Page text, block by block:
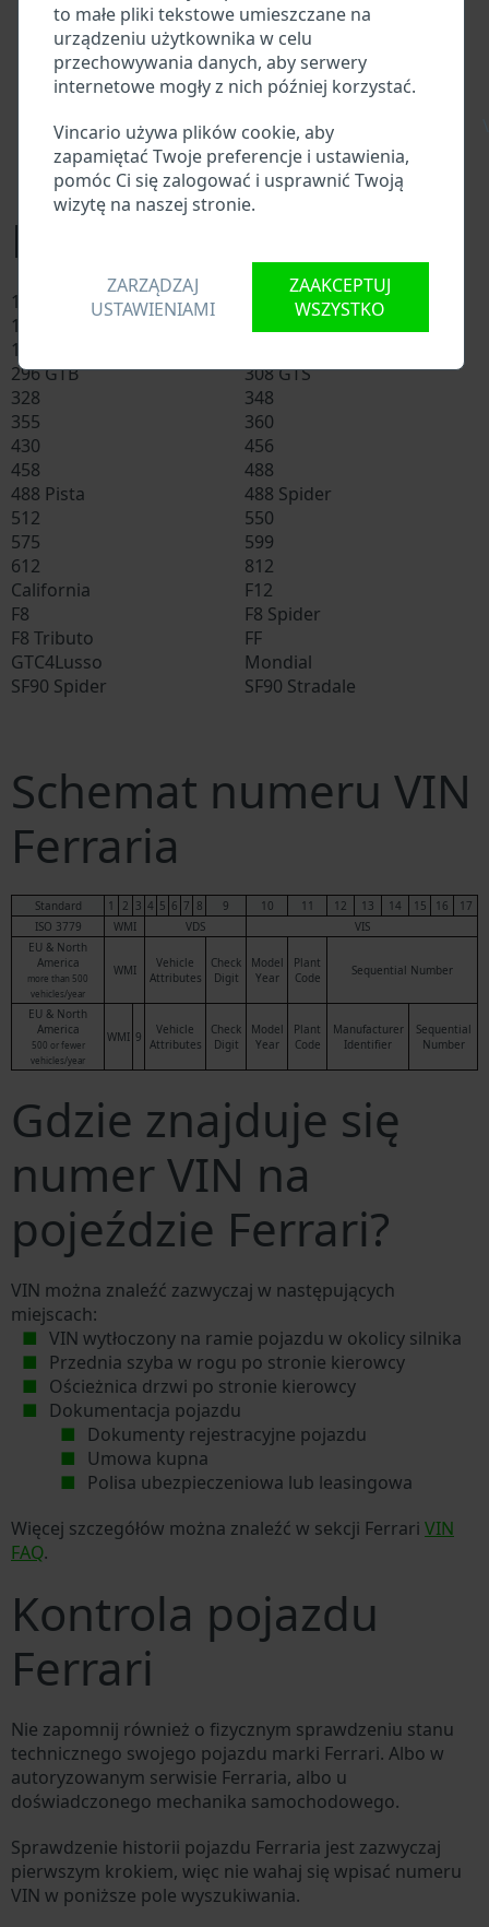
to małe pliki tekstowe umieszczane na
urządzeniu użytkownika w celu
przechowywania danych, aby serwery
internetowe mogły z nich później korzystać.
Vincario używa plików cookie, aby
zapamiętać Twoje preferencje i ustawienia,
pomóc Ci się zalogować i usprawnić Twoją
wizytę na naszej stronie.
ZARZĄDZAJ
USTAWIENIAMI
ZAAKCEPTUJ
WSZYSTKO
Baza danych importerów/eksporterów Ferraria
Baza danych dealerów Ferraria
Baza danych warsztatów Ferraria i dostawców
części zamiennych
Policyjne bazy danych
Bazy danych firm ubezpieczeniowych
Bazy danych firm prywatnych
Modele Ferrari
108 Mondial
110 Testarossa
150
169 Roma
296 GTB
308 GTS
328
348
355
360
430
456
458
488
488 Pista
488 Spider
512
550
575
599
612
812
California
F12
F8
F8 Spider
F8 Tributo
FF
GTC4Lusso
Mondial
SF90 Spider
SF90 Stradale
Schemat numeru VIN
Ferraria
Standard 1 2 3 4 5 6 7 8 9 10 11 12 13 14 15 16
17
ISO 3779
WMI VDS
VIS
EU & North
America
more than 500
vehicles/year
WMI
Vehicle
Attributes
Check
Digit
Model
Year
Plant
Code
Sequential Number
EU & North
America
500 or fewer
vehicles/year
WMI 9
Vehicle
Attributes
Check
Digit
Model
Year
Plant
Code
Manufacturer
Identifier
Sequential
Number
Gdzie znajduje się
numer VIN na
pojeździe Ferrari?
VIN można znaleźć zazwyczaj w następujących
miejscach:
VIN wytłoczony na ramie pojazdu w okolicy silnika
Przednia szyba w rogu po stronie kierowcy
Ościeżnica drzwi po stronie kierowcy
Dokumentacja pojazdu
Dokumenty rejestracyjne pojazdu
Umowa kupna
Polisa ubezpieczeniowa lub leasingowa
Więcej szczegółów można znaleźć w sekcji Ferrari VIN
FAQ.
Kontrola pojazdu
Ferrari
Nie zapomnij również o fizycznym sprawdzeniu stanu
technicznego swojego pojazdu marki Ferrari. Albo w
autoryzowanym serwisie Ferraria, albo u
doświadczonego mechanika samochodowego.
Sprawdzenie historii pojazdu Ferraria jest zazwyczaj
pierwszym krokiem, więc nie wahaj się wpisać numeru
VIN w poniższe pole wyszukiwania.